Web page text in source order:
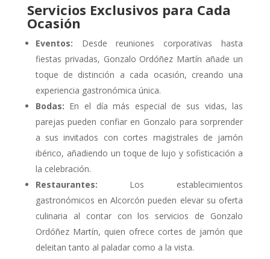
Servicios Exclusivos para Cada
Ocasión
Eventos: Desde reuniones corporativas hasta
fiestas privadas, Gonzalo Ordóñez Martín añade un
toque de distinción a cada ocasión, creando una
experiencia gastronómica única.
Bodas: En el día más especial de sus vidas, las
parejas pueden confiar en Gonzalo para sorprender
a sus invitados con cortes magistrales de jamón
ibérico, añadiendo un toque de lujo y sofisticación a
la celebración.
Restaurantes: Los establecimientos
gastronómicos en Alcorcón pueden elevar su oferta
culinaria al contar con los servicios de Gonzalo
Ordóñez Martín, quien ofrece cortes de jamón que
deleitan tanto al paladar como a la vista.